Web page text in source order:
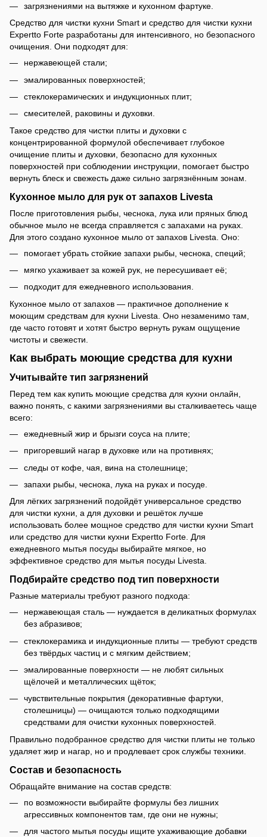
загрязнениями на вытяжке и кухонном фартуке.
Средство для чистки кухни Smart и средство для чистки кухни
Expertto Forte разработаны для интенсивного, но безопасного
очищения. Они подходят для:
нержавеющей стали;
эмалированных поверхностей;
стеклокерамических и индукционных плит;
смесителей, раковины и духовки.
Такое средство для чистки плиты и духовки с
концентрированной формулой обеспечивает глубокое
очищение плиты и духовки, безопасно для кухонных
поверхностей при соблюдении инструкции, помогает быстро
вернуть блеск и свежесть даже сильно загрязнённым зонам.
Кухонное мыло для рук от запахов Livesta
После приготовления рыбы, чеснока, лука или пряных блюд
обычное мыло не всегда справляется с запахами на руках.
Для этого создано кухонное мыло от запахов Livesta. Оно:
помогает убрать стойкие запахи рыбы, чеснока, специй;
мягко ухаживает за кожей рук, не пересушивает её;
подходит для ежедневного использования.
Кухонное мыло от запахов — практичное дополнение к
моющим средствам для кухни Livesta. Оно незаменимо там,
где часто готовят и хотят быстро вернуть рукам ощущение
чистоты и свежести.
Как выбрать моющие средства для кухни
Учитывайте тип загрязнений
Перед тем как купить моющие средства для кухни онлайн,
важно понять, с какими загрязнениями вы сталкиваетесь чаще
всего:
ежедневный жир и брызги соуса на плите;
пригоревший нагар в духовке или на противнях;
следы от кофе, чая, вина на столешнице;
запахи рыбы, чеснока, лука на руках и посуде.
Для лёгких загрязнений подойдёт универсальное средство
для чистки кухни, а для духовки и решёток лучше
использовать более мощное средство для чистки кухни Smart
или средство для чистки кухни Expertto Forte. Для
ежедневного мытья посуды выбирайте мягкое, но
эффективное средство для мытья посуды Livesta.
Подбирайте средство под тип поверхности
Разные материалы требуют разного подхода:
нержавеющая сталь — нуждается в деликатных формулах
без абразивов;
стеклокерамика и индукционные плиты — требуют средств
без твёрдых частиц и с мягким действием;
эмалированные поверхности — не любят сильных
щёлочей и металлических щёток;
чувствительные покрытия (декоративные фартуки,
столешницы) — очищаются только подходящими
средствами для очистки кухонных поверхностей.
Правильно подобранное средство для чистки плиты не только
удаляет жир и нагар, но и продлевает срок службы техники.
Состав и безопасность
Обращайте внимание на состав средств:
по возможности выбирайте формулы без лишних
агрессивных компонентов там, где они не нужны;
для частого мытья посуды ищите ухаживающие добавки